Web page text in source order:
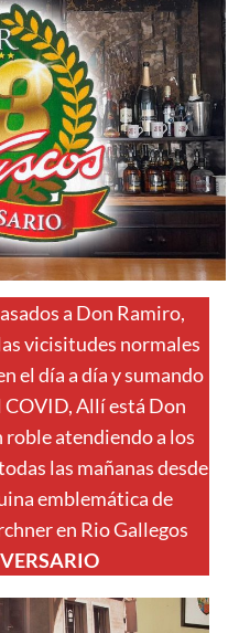
a Don Ramiro,
vicisitudes normales
el día a día y sumando
COVID, Allí está Don
atendiendo a los
las mañanas desde
emblemática de
en Rio Gallegos